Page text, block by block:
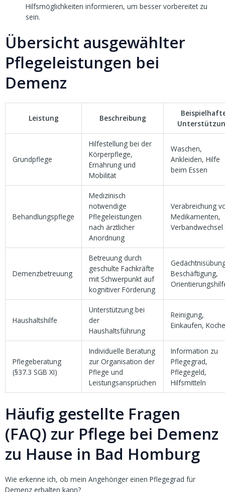
Hilfsmöglichkeiten informieren, um besser vorbereitet zu
sein.
Übersicht ausgewählter
Pflegeleistungen bei
Demenz
Leistung Beschreibung
Grundpflege
Hilfestellung bei der
Körperpflege,
Ernährung und
Mobilität
Waschen,
Ankleiden, Hilfe
beim Essen
Behandlungspflege
Medizinisch
notwendige
Pflegeleistungen
nach ärztlicher
Anordnung
Verabreichung
Medikamenten,
Verbandwechsel
Demenzbetreuung
Betreuung durch
geschulte Fachkräfte
mit Schwerpunkt auf
kognitiver Förderung
Beschäftigung,
Haushaltshilfe
Unterstützung bei
der
Haushaltsführung
Reinigung,
Einkaufen,
Pflegeberatung
(§37.3 SGB XI)
Individuelle Beratung
zur Organisation der
Pflege und
Leistungsansprüchen
Information zu
Pflegegrad,
Pflegegeld,
Hilfsmitteln
Häufig gestellte Fragen
(FAQ) zur Pflege bei Demenz
zu Hause in Bad Homburg
Wie erkenne ich, ob mein Angehöriger einen Pflegegrad für
Demenz erhalten kann?